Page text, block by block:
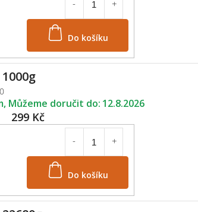
Do košíku
299 Kč
Do košíku
12.8.2026